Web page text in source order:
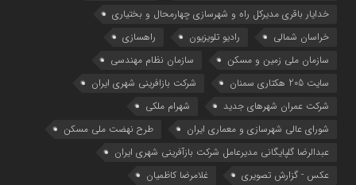
خدایار باقری مدیرکل راه و شهرسازی چهارمحال و بختیاری
خراسان شمالی
رادیو تلویزیون
راهسازی
سازمان ملی زمین و مسکن
سازمان نظام مهندسی
سایت 205 هکتاری سمنان
شرکت بازافرینی شهری ایران
شرکت عمران شهرهای جدید
شهرام ملکی
شوراي عالي شهرسازی و معماري ايران
طرح نهضت ملی مسکن
عبدالرضا گلپایگانی مدیرعامل شرکت بازآفرینی شهری ایران
عکس - گزارش تصویری
غلامرضا کاظمیان